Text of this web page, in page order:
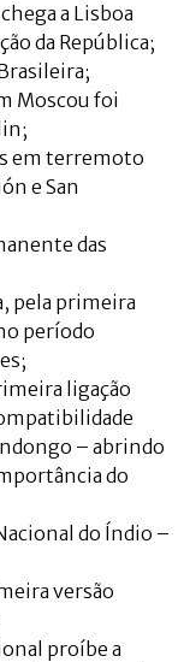
a Lisboa
da República;
Moscou foi
em terremoto
e San
das
pela primeira
período
ligação
– abrindo
do
do Índio –
versão
proíbe a